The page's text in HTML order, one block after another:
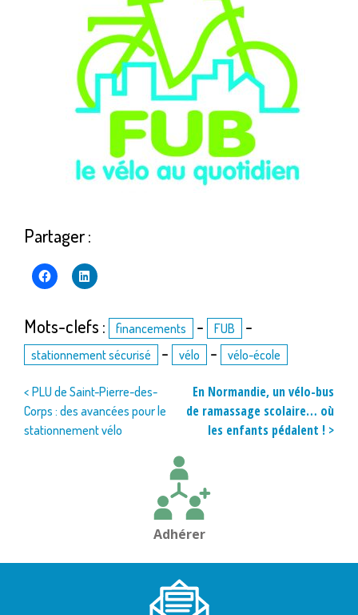
Partager :
Mots-clefs : financements - FUB -
stationnement sécurisé - vélo - vélo-école
Navigation
de
< PLU de Saint-Pierre-des-
Corps : des avancées pour le
stationnement vélo
En Normandie, un vélo-bus
de ramassage scolaire… où
les enfants pédalent ! >
Adhérer